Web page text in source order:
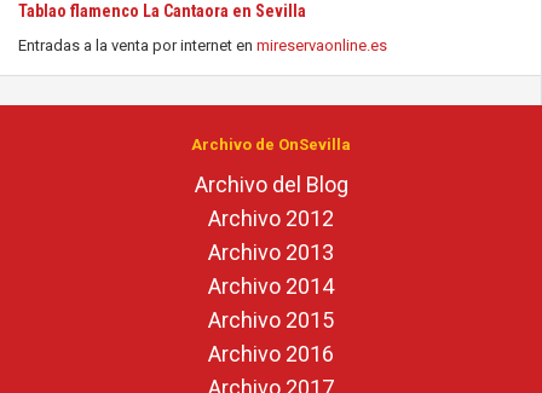
Tablao flamenco La Cantaora en Sevilla
Entradas a la venta por internet en mireservaonline.es
Archivo de OnSevilla
Archivo del Blog
Archivo 2012
Archivo 2013
Archivo 2014
Archivo 2015
Archivo 2016
Archivo 2017